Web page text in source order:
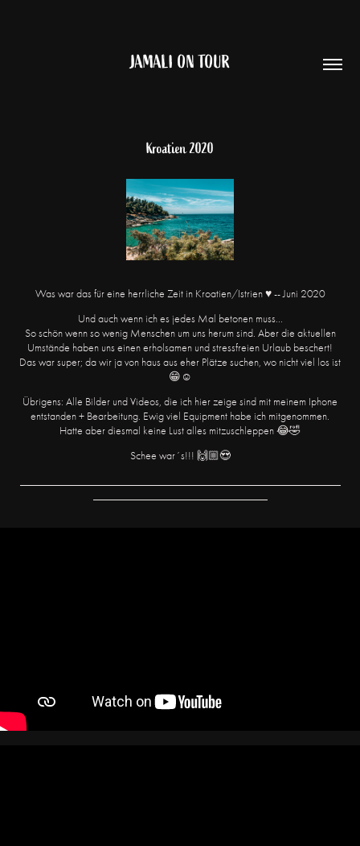
JAMALI ON TOUR
Kroatien 2020
Was war das für eine herrliche Zeit in Kroatien/Istrien ♥ -- Juni 2020
Und auch wenn ich es jedes Mal betonen muss...
So schön wenn so wenig Menschen um uns herum sind. Aber die aktuellen
Umstände haben uns einen erholsamen und stressfreien Urlaub beschert!
Das war super; da wir ja von haus aus eher Plätze suchen, wo nicht viel los ist
😁☺️
Übrigens: Alle Bilder und Videos, die ich hier zeige sind mit meinem Iphone
entstanden + Bearbeitung. Ewig viel Equipment habe ich mitgenommen.
Hatte aber diesmal keine Lust alles mitzuschleppen 😂🤣
Schee war´s!!! 🙌🏼😍